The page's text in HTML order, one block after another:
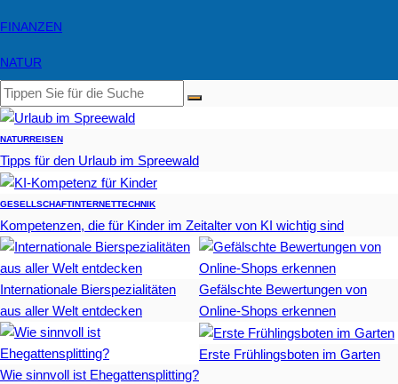
FINANZEN
NATUR
NATURREISEN
Tipps für den Urlaub im Spreewald
GESELLSCHAFTINTERNETTECHNIK
Kompetenzen, die für Kinder im Zeitalter von KI wichtig sind
Internationale Bierspezialitäten
aus aller Welt entdecken
Gefälschte Bewertungen von
Online-Shops erkennen
Wie sinnvoll ist Ehegattensplitting?
Erste Frühlingsboten im Garten